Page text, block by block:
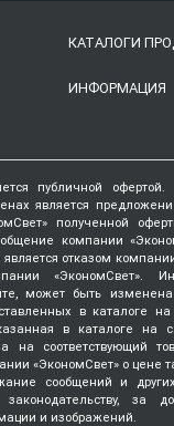
КАТАЛОГИ
ИНФОРМАЦИЯ
публичной
является
полученной
компании
отказом
«ЭкономСвет».
может быть
в каталоге на
в каталоге на
на соответствующий
«ЭкономСвет» о цене
сообщений и
за
и изображений.